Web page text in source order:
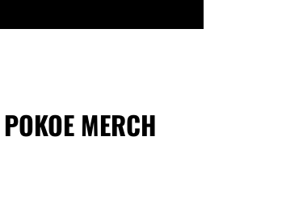
POKOE MERCH